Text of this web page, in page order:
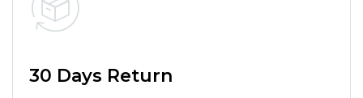
30 Days Return